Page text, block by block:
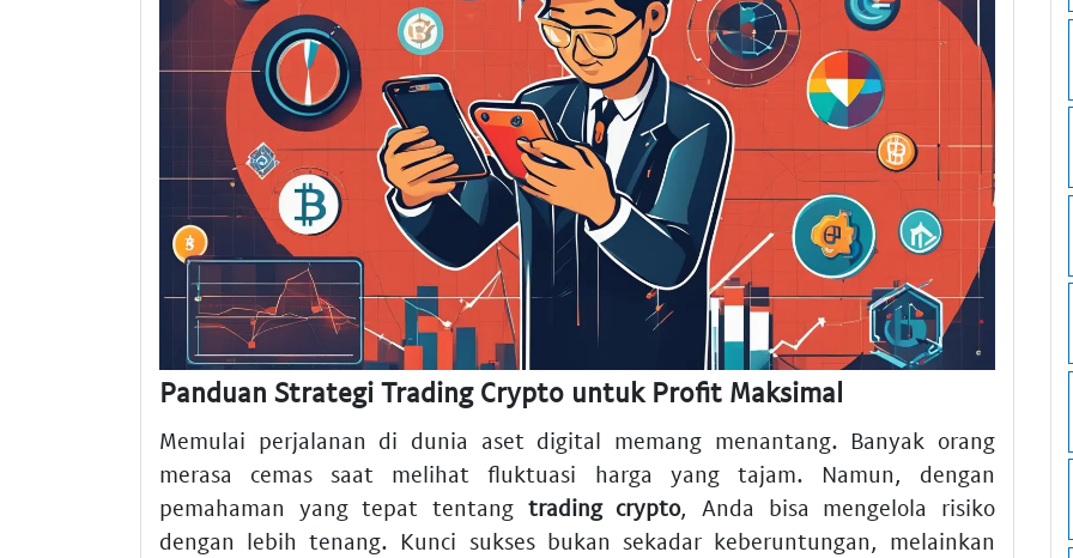
Panduan Strategi Trading Crypto untuk Profit Maksimal
Memulai perjalanan di dunia aset digital memang menantang. Banyak orang
merasa cemas saat melihat fluktuasi harga yang tajam. Namun, dengan
pemahaman yang tepat tentang trading crypto, Anda bisa mengelola risiko
dengan lebih tenang. Kunci sukses bukan sekadar keberuntungan, melainkan